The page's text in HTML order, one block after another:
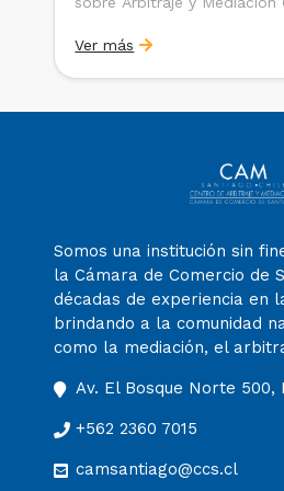
dirigido a estudiantes,
abogados de Chile,
Ver más
Somos una institución sin
la Cámara de Comercio de
décadas de experiencia en
brindando a la comunidad
como la mediación, el
Av. El Bosque Norte 500,
+562 2360 7015
camsantiago@ccs.cl